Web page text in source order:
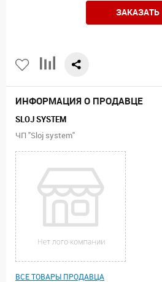
ЗАКАЗАТЬ
ИНФОРМАЦИЯ О ПРОДАВЦЕ
SLOJ SYSTEM
ЧП "Sloj system"
ВСЕ ТОВАРЫ ПРОДАВЦА